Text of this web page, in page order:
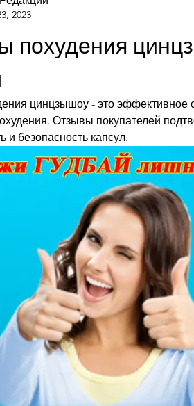
2023
похудения
цинцзышоу - это эффективное
Отзывы покупателей
и безопасность капсул.